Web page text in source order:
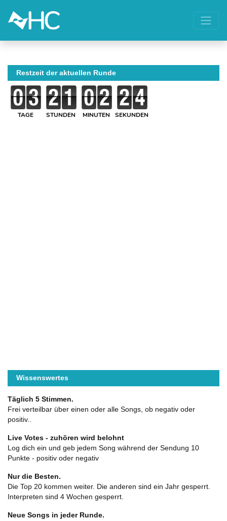
Restzeit der aktuellen Runde
TAGE STUNDEN MINUTEN SEKUNDEN
Wissenswertes
Täglich 5 Stimmen.
Frei verteilbar über einen oder alle Songs, ob negativ oder
positiv..
Live Votes - zuhören wird belohnt
Log dich ein und geb jedem Song während der Sendung 10
Punkte - positiv oder negativ
Nur die Besten.
Die Top 20 kommen weiter. Die anderen sind ein Jahr gesperrt.
Interpreten sind 4 Wochen gesperrt.
Neue Songs in jeder Runde.